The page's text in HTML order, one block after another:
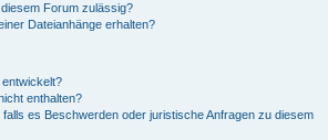
Forum zulässig?
Dateianhänge erhalten?
enthalten?
es Beschwerden oder juristische Anfragen zu diesem